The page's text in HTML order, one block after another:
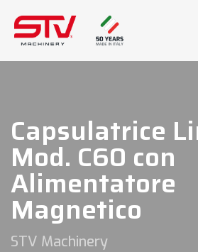
Capsulatrice
Mod. C60 con
Alimentatore
Magnetico
STV Machinery